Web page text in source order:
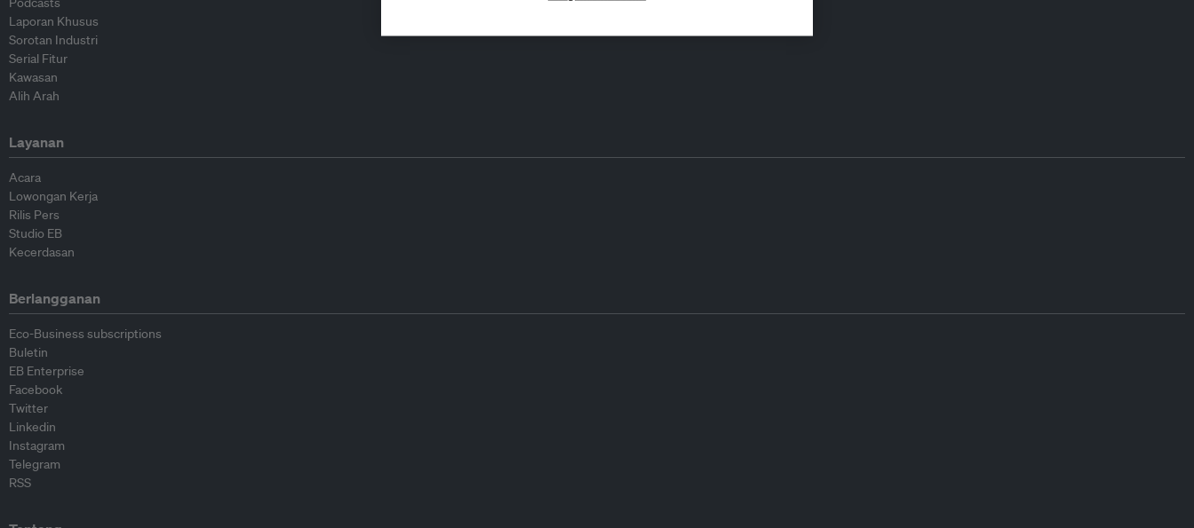
Laporan Khusus
Sorotan Industri
Serial Fitur
Kawasan
Alih Arah
Layanan
Acara
Lowongan Kerja
Rilis Pers
Studio EB
Kecerdasan
Berlangganan
Eco-Business subscriptions
Buletin
EB Enterprise
Facebook
Twitter
Linkedin
Instagram
Telegram
RSS